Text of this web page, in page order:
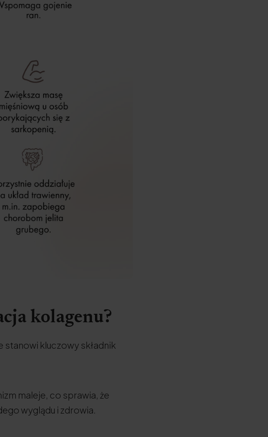
kolagenu?
stanowi kluczowy składnik
maleje, co sprawia, że
wyglądu i zdrowia.